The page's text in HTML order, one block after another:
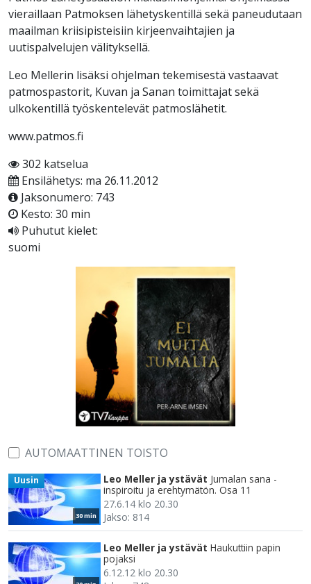
vieraillaan Patmoksen lähetyskentillä sekä paneudutaan
maailman kriisipisteisiin kirjeenvaihtajien ja
uutispalvelujen välityksellä.
Leo Mellerin lisäksi ohjelman tekemisestä vastaavat
patmospastorit, Kuvan ja Sanan toimittajat sekä
ulkokentillä työskentelevät patmoslähetit.
www.patmos.fi
302 katselua
Ensilähetys: ma 26.11.2012
Jaksonumero: 743
Kesto: 30 min
Puhutut kielet:
suomi
AUTOMAATTINEN TOISTO
30 min
Uusin Leo Meller ja ystävät Jumalan sana -
inspiroitu ja erehtymätön. Osa 11
27.6.14 klo 20.30
Jakso: 814
Leo Meller ja ystävät Haukuttiin papin
pojaksi
6.12.12 klo 20.30